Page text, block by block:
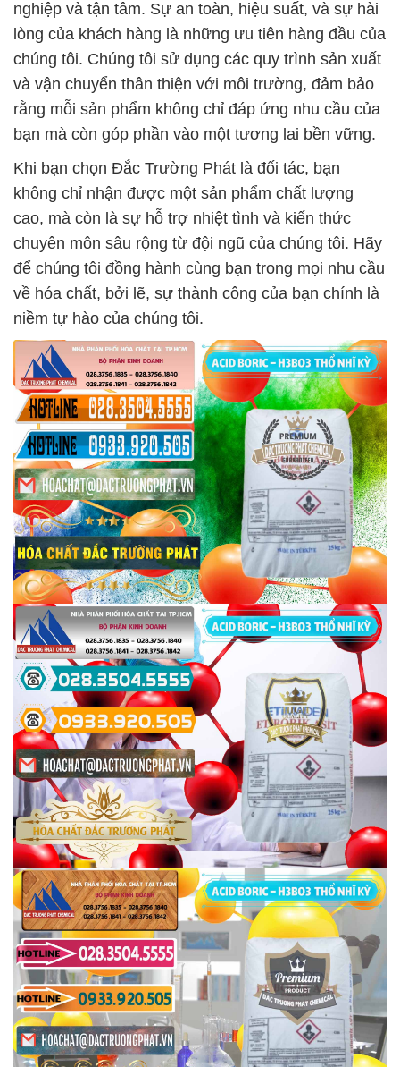
nghiệp và tận tâm. Sự an toàn, hiệu suất, và sự hài
lòng của khách hàng là những ưu tiên hàng đầu của
chúng tôi. Chúng tôi sử dụng các quy trình sản xuất
và vận chuyển thân thiện với môi trường, đảm bảo
rằng mỗi sản phẩm không chỉ đáp ứng nhu cầu của
bạn mà còn góp phần vào một tương lai bền vững.
Khi bạn chọn Đắc Trường Phát là đối tác, bạn
không chỉ nhận được một sản phẩm chất lượng
cao, mà còn là sự hỗ trợ nhiệt tình và kiến thức
chuyên môn sâu rộng từ đội ngũ của chúng tôi. Hãy
để chúng tôi đồng hành cùng bạn trong mọi nhu cầu
về hóa chất, bởi lẽ, sự thành công của bạn chính là
niềm tự hào của chúng tôi.